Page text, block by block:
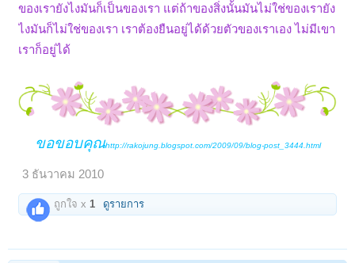
ของเรายังไงมันก็เป็นของเรา แต่ถ้าของสิ่งนั้นมันไม่ใช่ของเรายัง
ไงมันก็ไม่ใช่ของเรา เราต้องยืนอยู่ได้ด้วยตัวของเราเอง ไม่มีเขา
เราก็อยู่ได้
ขอขอบคุณhttp://rakojung.blogspot.com/2009/09/blog-post_3444.html
3 ธันวาคม 2010
ถูกใจ x1 ดูรายการ